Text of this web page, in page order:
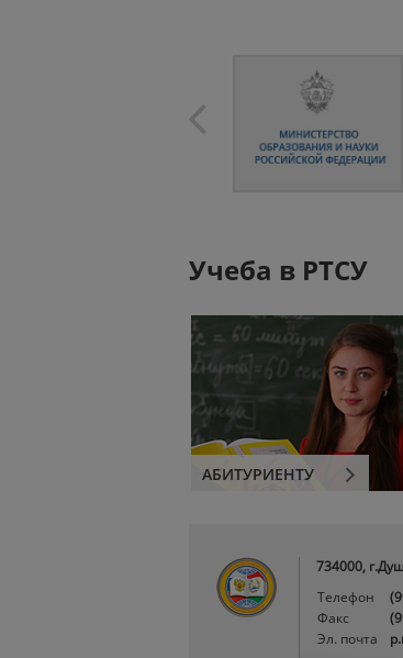
Учеба в РТСУ
АБИТУРИЕНТУ
734000,
Телефон
Факс
Эл. почта